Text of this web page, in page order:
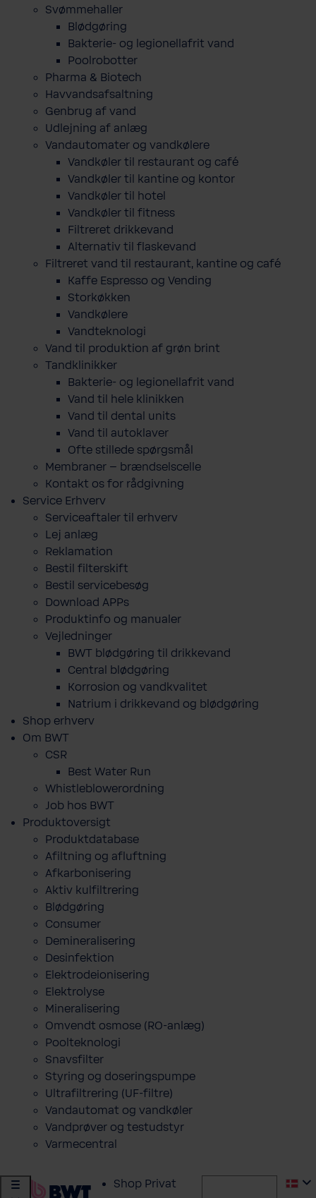
Svømmehaller
Blødgøring
Bakterie- og legionellafrit vand
Poolrobotter
Pharma & Biotech
Havvandsafsaltning
Genbrug af vand
Udlejning af anlæg
Vandautomater og vandkølere
Vandkøler til restaurant og café
Vandkøler til kantine og kontor
Vandkøler til hotel
Vandkøler til fitness
Filtreret drikkevand
Alternativ til flaskevand
Filtreret vand til restaurant, kantine og café
Kaffe Espresso og Vending
Storkøkken
Vandkølere
Vandteknologi
Vand til produktion af grøn brint
Tandklinikker
Bakterie-​ og legio­nel­lafrit vand
Vand til hele klinikken
Vand til dental units
Vand til autoklaver
Ofte stillede spørgsmål
Membraner – brændselscelle
Kontakt os for rådgivning
Service Erhverv
Serviceaftaler til erhverv
Lej anlæg
Reklamation
Bestil filterskift
Bestil servicebesøg
Download APPs
Produktinfo og manualer
Vejledninger
BWT blødgøring til drikkevand
Central blødgøring
Korro­sion og vand­kva­litet
Natrium i drikkevand og blødgøring
Shop erhverv
Om BWT
CSR
Best Water Run
Whistleblowerordning
Job hos BWT
Produktoversigt
Produktdatabase
​Afiltning og afluftning
Afkarbonisering
Aktiv kulfiltrering
Blødgøring
Consumer
Demineralisering
Desinfektion
Elektrodeionisering
Elektrolyse
Mineralisering
Omvendt osmose (RO-anlæg)
Poolteknologi
Snavsfilter
Styring og doseringspumpe
Ultrafiltrering (UF-filtre)
Vandautomat og vandkøler
Vandprøver og testudstyr
Varmecentral
Shop Privat